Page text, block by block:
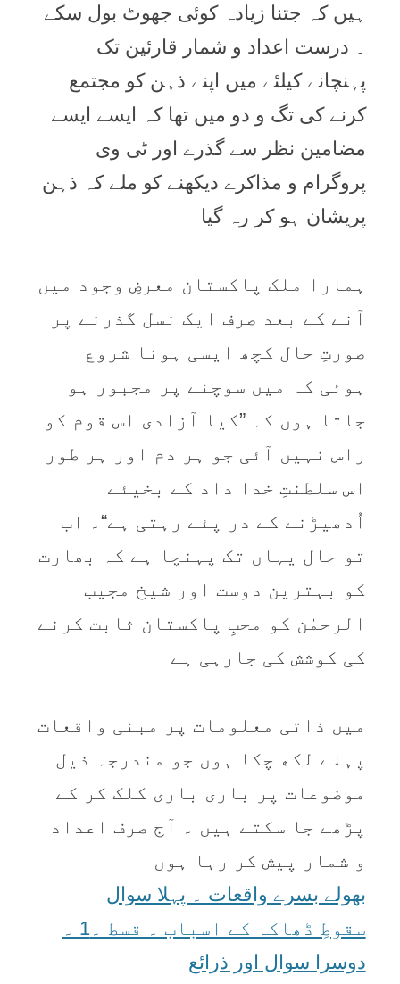
ہیں کہ جتنا زیادہ کوئی جھوٹ بول سکے
۔ درست اعداد و شمار قارئین تک
پہنچانے کیلئے میں اپنے ذہن کو مجتمع
کرنے کی تگ و دو میں تھا کہ ایسے ایسے
مضامین نظر سے گذرے اور ٹی وی
پروگرام و مذاکرے دیکھنے کو ملے کہ ذہن
پریشان ہو کر رہ گیا
ہمارا ملک پاکستان معرضِ وجود میں
آنے کے بعد صرف ایک نسل گذرنے پر
صورتِ حال کچھ ایسی ہونا شروع
ہوئی کہ میں سوچنے پر مجبور ہو
جاتا ہوں کہ ”کیا آزادی اس قوم کو
راس نہیں آئی جو ہر دم اور ہر طور
اس سلطنتِ خدا داد کے بخیئے
اُدھیڑنے کے در پئے رہتی ہے“۔ اب
تو حال یہاں تک پہنچا ہے کہ بھارت
کو بہترین دوست اور شیخ مجیب
الرحمٰن کو محبِ پاکستان ثابت کرنے
کی کوشش کی جارہی ہے
میں ذاتی معلومات پر مبنی واقعات
پہلے لکھ چکا ہوں جو مندرجہ ذیل
موضوعات پر باری باری کلک کر کے
پڑھے جا سکتے ہیں ۔ آج صرف اعداد
و شمار پیش کر رہا ہوں
بھولے بسرے واقعات ۔ پہلا سوال
سقوطِ ڈھاکہ کے اسباب ۔ قسط ۔1 ۔
دوسرا سوال اور ذرائع